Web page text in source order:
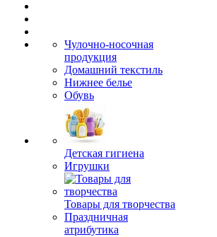
Чулочно-носочная
продукция
Домашний текстиль
Нижнее белье
Обувь
Детская гигиена
Игрушки
Товары для творчества
Праздничная
атрибутика